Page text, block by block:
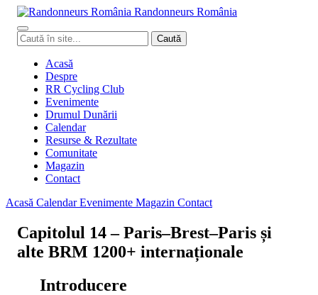
Randonneurs România
Caută
în
Caută
Acasă
Despre
RR Cycling Club
Evenimente
Drumul Dunării
Calendar
Resurse & Rezultate
Comunitate
Magazin
Contact
Acasă CalendarEvenimente Magazin Contact
Capitolul 14 – Paris–Brest–Paris și
alte BRM 1200+ internaționale
Introducere